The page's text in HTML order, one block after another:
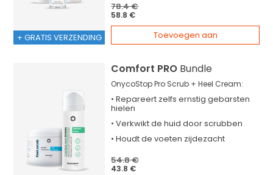
+ GRATIS VERZENDING
78.4 €
58.8 €
Toevoegen aan
Comfort PRO Bundle
OnycoStop Pro Scrub + Heel Cream:
•Repareert zelfs ernstig gebarsten
hielen
•Verkwiktde huid door scrubben
•Houdtde voeten zijdezacht
54.8 €
43.8 €